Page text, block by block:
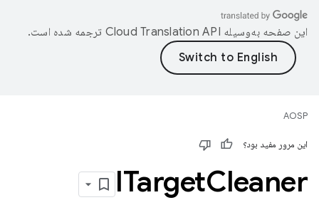
این صفحه به‌وسیله ترجمه شده است.
AOSP
این مرور مفید بود؟
ITargetCleaner